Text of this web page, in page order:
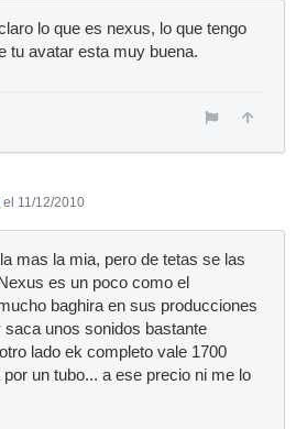
lo que es nexus, lo que tengo
tu avatar esta muy buena.
el 11/12/2010
mas la mia, pero de tetas se las
es un poco como el
baghira en sus producciones
unos sonidos bastante
lado ek completo vale 1700
un tubo... a ese precio ni me lo